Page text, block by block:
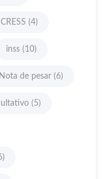
(4)
inss (10)
Nota de pesar (6)
(5)